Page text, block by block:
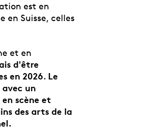
est en
en Suisse, celles
et en
d'être
en 2026. Le
un
scène et
des arts de la